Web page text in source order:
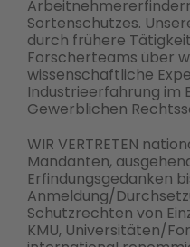
Sortenschutzes.
durch frühere
Forscherteams über
wissenschaftliche
Industrieerfahrung im
Gewerblichen
WIR VERTRETEN
Mandanten,
Erfindungsgedanken
Anmeldung/
Schutzrechten von
KMU, Universitäten/